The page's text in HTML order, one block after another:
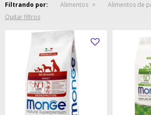
Filtrando por: Alimentos
Alimentos de
Quitar filtros